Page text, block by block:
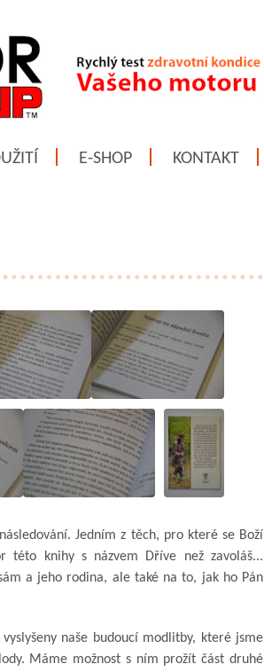
E-SHOP KONTAKT
Jedním z těch, pro které se Boží
této knihy s názvem Dříve než zavoláš...
a jeho rodina, ale také na to, jak ho Pán
naše budoucí modlitby, které jsme
Máme možnost s ním prožít část druhé